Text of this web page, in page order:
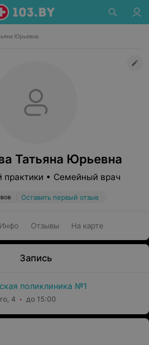
Юрьевна
Татьяна Юрьевна
практики • Семейный врач
Оставить первый отзыв
Инфо Отзывы На карте
Запись
поликлиника №1
4 до 15:00